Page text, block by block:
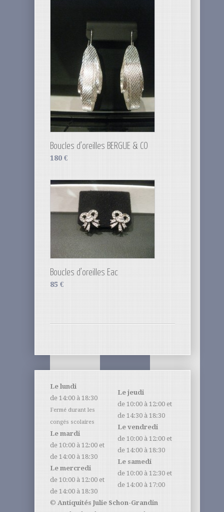
Boucles d’oreilles BERGUE & CO
180 €
Boucles d’oreilles Eac
85 €
Le lundi
de 14:00 à 18:30
Fermé durant les
congés scolaires
Le mardi
de 10:00 à 12:00 et
de 14:00 à 18:30
Le mercredi
de 10:00 à 12:00 et
de 14:00 à 18:30
Le jeudi
de 10:00 à 12:00 et
de 14:30 à 18:30
Le vendredi
de 10:00 à 12:00 et
de 14:00 à 18:30
Le samedi
de 10:00 à 12:30 et
de 14:00 à 17:00
© Antiquités Julie Schon-Grandin